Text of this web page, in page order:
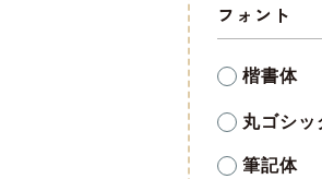
フォント
楷書体
丸ゴシッ
筆記体